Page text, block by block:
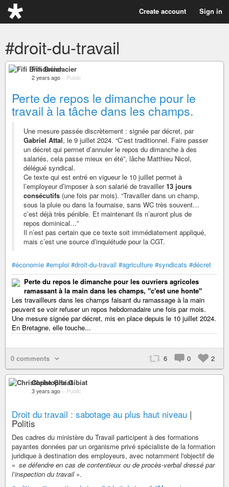
Create account Sign in
#droit-du-travail
Fifi Brindacier
2 years ago – Public
Perte de repos le dimanche pour le
travail à la tâche dans les champs.
Une mesure passée discrètement : signée par décret, par
Gabriel Attal, le 9 juillet 2024. “C’est traditionnel. Faire passer
un décret qui permet d’annuler le repos du dimanche à des
salariés, cela passe mieux en été”, lâche Matthieu Nicol,
délégué syndical.
Ce texte qui est entré en vigueur le 10 juillet permet à
l’employeur d’imposer à son salarié de travailler13 jours
consécutifs (une fois par mois). “Travailler dans un champ,
sous la pluie ou dans la fournaise, sans WC très souvent…
c’est déjà très pénible. Et maintenant ils n’auront plus de
repos dominical…”
Il n’est pas certain que ce texte soit immédiatement appliqué,
mais c’est une source d’inquiétude pour la CGT.
#économie #emploi #droit-du-travail #agriculture #syndicats #décret
Perte du repos le dimanche pour les ouvriers agricoles
ramassant à la main dans les champs, "c'est une honte"
Les travailleurs dans les champs faisant du ramassage à la main
peuvent se voir refuser un repos hebdomadaire une fois par mois.
Une mesure signée par décret, mis en place depuis le 10 juillet 2024.
En Bretagne, elle touche...
0 comments 6 0 2
Christophe Gibiat
3 years ago – Public
Droit du travail : sabotage au plus haut niveau |
Politis
Des cadres du ministère du Travail participent à des formations
payantes données par un organisme privé spécialiste de la formation
juridique à destination des employeurs, avec notamment l'objectif de
« se défendre en cas de contentieux ou de procès-verbal dressé par
l’inspection du travail».